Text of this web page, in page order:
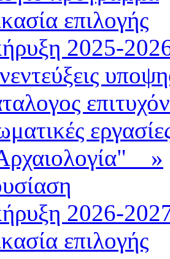
επιλογής
2025-
»
2026-
επιλογής